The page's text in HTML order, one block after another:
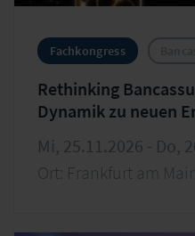
Fachkongress
Rethinking
Dynamik zu neuen
Mi, 25.11.2026 - Do,
Ort: Frankfurt am